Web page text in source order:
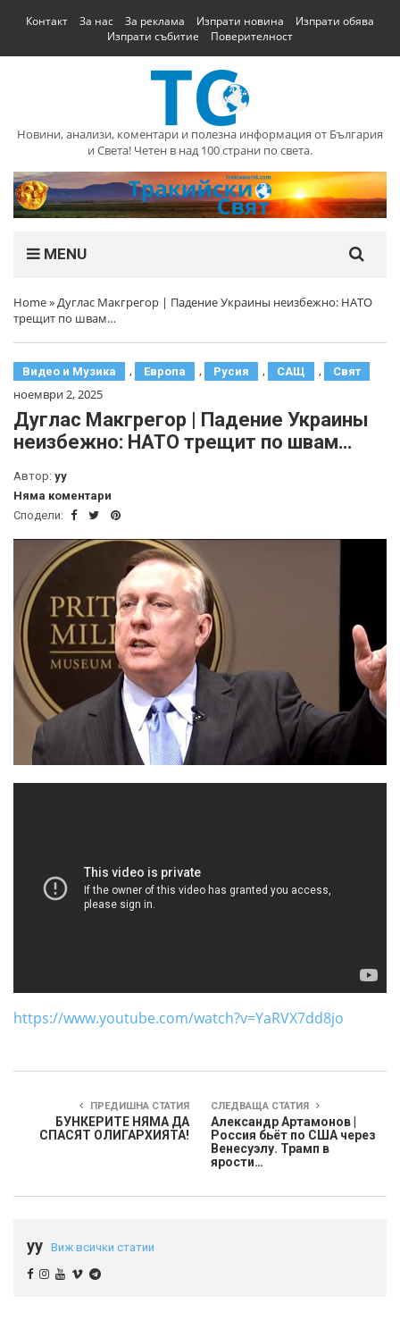
Контакт За нас За реклама Изпрати новина
Изпрати обява
Изпрати събитие
Поверителност
Новини, анализи, коментари и полезна информация от България
и Света! Четен в над 100 страни по света.
MENU
Home»Дуглас Макгрегор | Падение Украины неизбежно: НАТО
трещит по швам…
Видео и Музика , Европа , Русия , САЩ , Свят
ноември 2, 2025
Дуглас Макгрегор | Падение Украины
неизбежно: НАТО трещит по швам…
Автор: yy
Няма коментари
Сподели:
https://www.youtube.com/watch?v=YaRVX7dd8jo
ПРЕДИШНА СТАТИЯ
БУНКЕРИТЕ НЯМА ДА
СПАСЯТ ОЛИГАРХИЯТА!
СЛЕДВАЩА СТАТИЯ
Александр Артамонов |
Россия бьёт по США через
Венесуэлу. Трамп в
ярости…
yy Виж всички статии